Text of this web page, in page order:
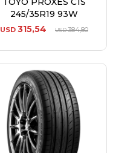
245/35R19 93W
USD 315,54 USD384,80